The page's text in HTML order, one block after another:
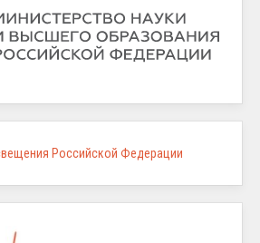
Российской Федерации